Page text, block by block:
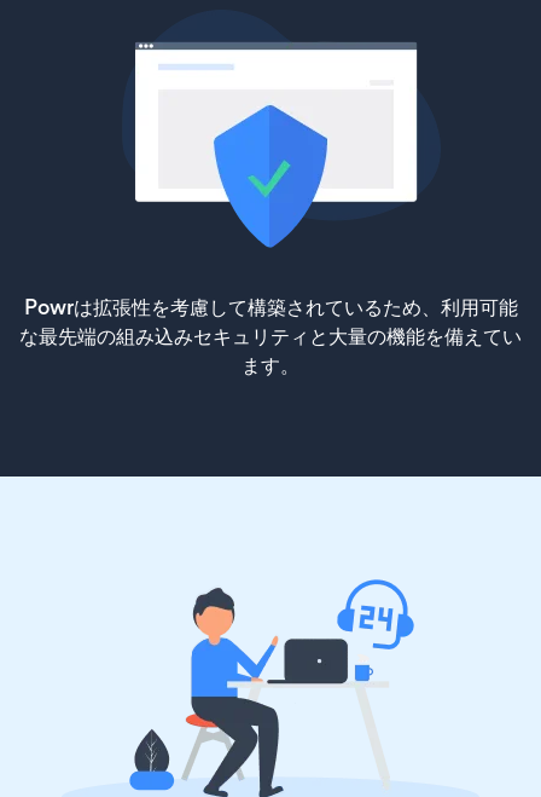
Powrは拡張性を考慮して構築されているため、利用可能
な最先端の組み込みセキュリティと大量の機能を備えてい
ます。